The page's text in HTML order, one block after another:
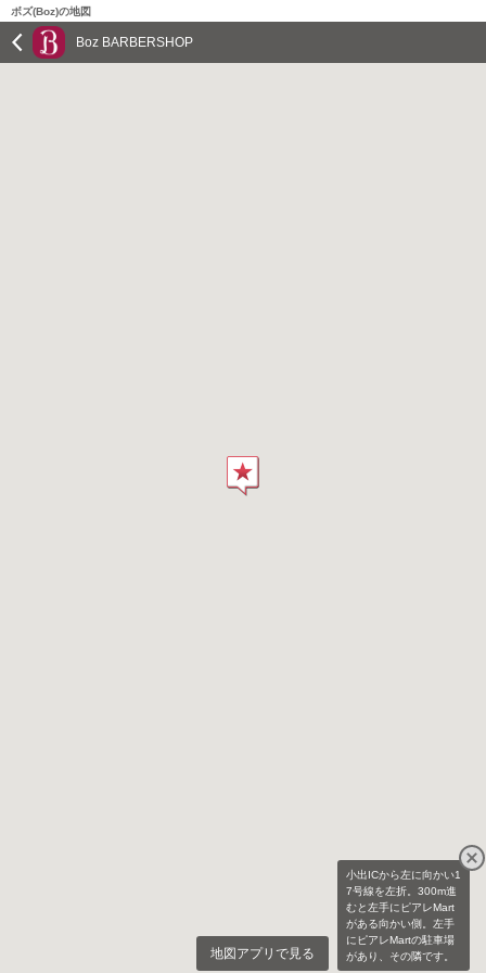
ボズ(Boz)の地図
Boz BARBERSHOP
小出ICから左に向かい1
7号線を左折。300m進
むと左手にピアレMart
がある向かい側。左手
にピアレMartの駐車場
があり、その隣です。
地図アプリで見る